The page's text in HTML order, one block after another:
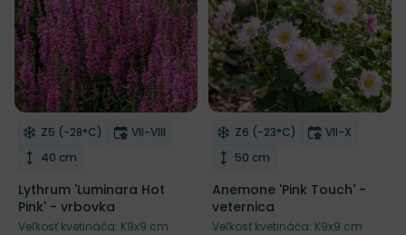
Odober do zoznamu želaní
Mrazuvzdornosť
Z5 (-28°C) Doba kvitnutia
VII-VIII
Výška rastliny
40 cm
Lythrum 'Luminara Hot
Pink' - vrbovka
Veľkosť kvetináča: K9x9 cm
NOVINKA
Odober do zoznamu želaní
Mrazuvzdornosť
Z6 (-23°C) Doba
VII-X
Výška rastliny
50 cm
Anemone 'Pink Touch' -
veternica
Veľkosť kvetináča: K9x9 cm